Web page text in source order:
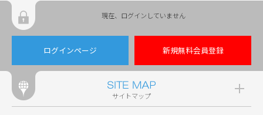
現在、ログインしていません
ログインページ 新規無料会員登録
サイトマップ